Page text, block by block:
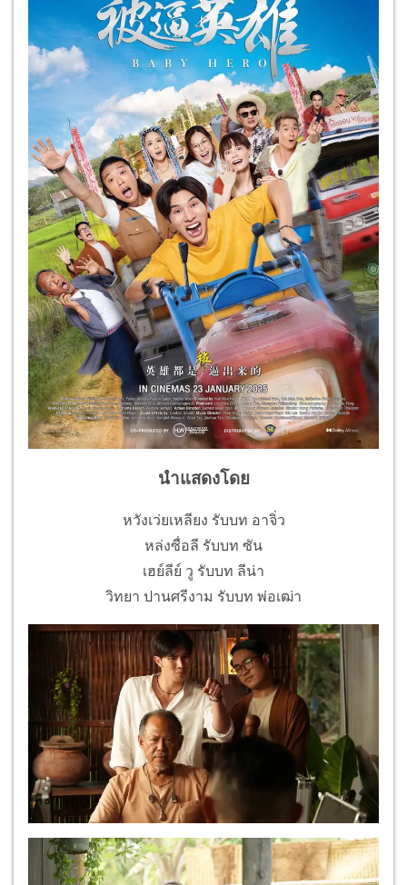
นำแสดงโดย
หวังเว่ยเหลียง รับบท อาจิ่ว
หล่งซื่อลี รับบท ซัน
เฮย์ลีย์ วู รับบท ลีน่า
วิทยา ปานศรีงาม รับบท พ่อเฒ่า